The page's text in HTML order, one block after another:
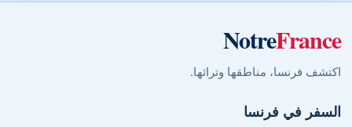
NotreFrance
اكتشف فرنسا، مناطقها وتراثها.
السفر في فرنسا